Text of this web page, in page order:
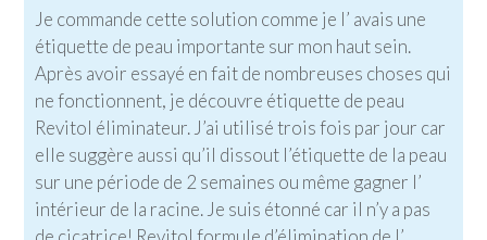
Je commande cette solution comme je l’ avais une
étiquette de peau importante sur mon haut sein.
Après avoir essayé en fait de nombreuses choses qui
ne fonctionnent, je découvre étiquette de peau
Revitol éliminateur. J’ai utilisé trois fois par jour car
elle suggère aussi qu’il dissout l’étiquette de la peau
sur une période de 2 semaines ou même gagner l’
intérieur de la racine. Je suis étonné car il n’y a pas